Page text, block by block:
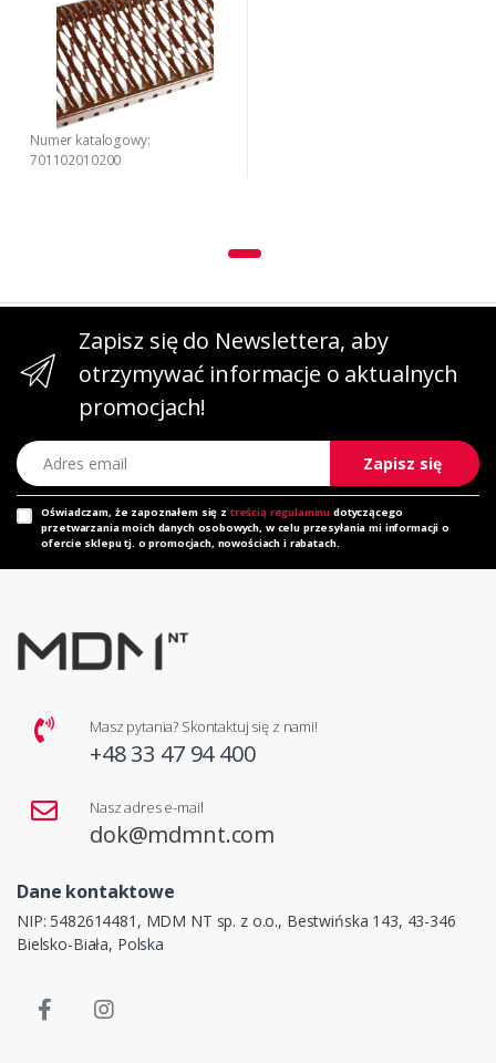
Numer katalogowy:
701102010200
Zapisz się do Newslettera, aby
otrzymywać informacje o aktualnych
promocjach!
Adres email
Zapisz się
Oświadczam, że zapoznałem się z treścią regulaminu dotyczącego
przetwarzania moich danych osobowych, w celu przesyłania mi informacji o
ofercie sklepu tj. o promocjach, nowościach i rabatach.
Masz pytania? Skontaktuj się z nami!
+48 33 47 94 400
Nasz adres e-mail
dok@mdmnt.com
Dane kontaktowe
NIP: 5482614481, MDM NT sp. z o.o., Bestwińska 143, 43-346
Bielsko-Biała, Polska